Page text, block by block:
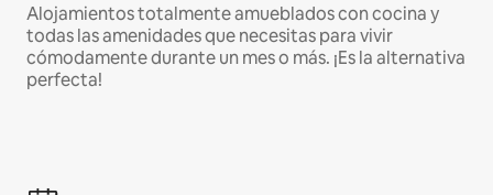
Alojamientos totalmente amueblados con cocina y
todas las amenidades que necesitas para vivir
cómodamente durante un mes o más. ¡Es la alternativa
perfecta!